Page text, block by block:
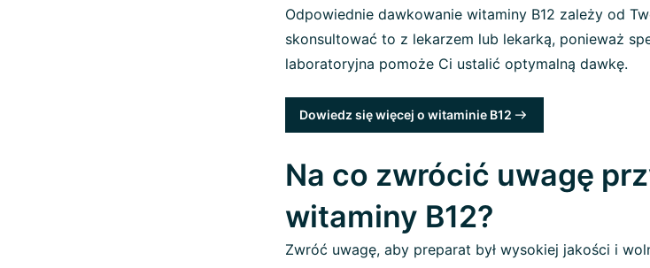
Odpowiednie dawkowanie witaminy B12 zależy od
skonsultować to z lekarzem lub lekarką, ponieważ
laboratoryjna pomoże Ci ustalić optymalną dawkę.
Dowiedz się więcej o witaminie B12
Na co zwrócić uwagę
witaminy B12?
Zwróć uwagę, aby preparat był wysokiej jakości i